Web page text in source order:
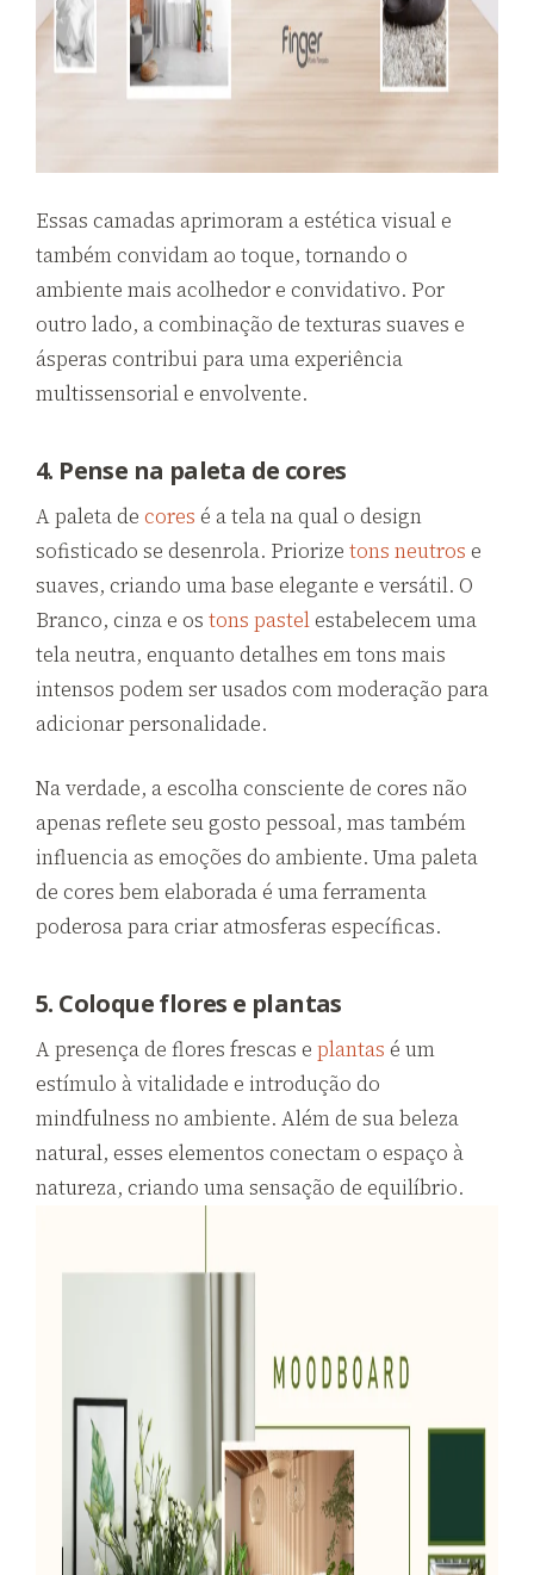
Essas camadas aprimoram a estética visual e
também convidam ao toque, tornando o
ambiente mais acolhedor e convidativo. Por
outro lado, a combinação de texturas suaves e
ásperas contribui para uma experiência
multissensorial e envolvente.
4. Pense na paleta de cores
A paleta de cores é a tela na qual o design
sofisticado se desenrola. Priorize tons neutros e
suaves, criando uma base elegante e versátil. O
Branco, cinza e os tons pastelestabelecem uma
tela neutra, enquanto detalhes em tons mais
intensos podem ser usados com moderação para
adicionar personalidade.
Na verdade, a escolha consciente de cores não
apenas reflete seu gosto pessoal, mas também
influencia as emoções do ambiente. Uma paleta
de cores bem elaborada é uma ferramenta
poderosa para criar atmosferas específicas.
5. Coloque flores e plantas
A presença de flores frescas e plantas é um
estímulo à vitalidade e introdução do
mindfulness no ambiente. Além de sua beleza
natural, esses elementos conectam o espaço à
natureza, criando uma sensação de equilíbrio.